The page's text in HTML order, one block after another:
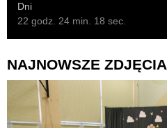
Dni
22 godz. 24 min. 17 sec.
NAJNOWSZE ZDJĘCIA